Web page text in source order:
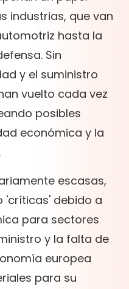
industrias, que van
hasta la
Sin
y el suministro
vuelto cada vez
posibles
económica y la
escasas,
'críticas' debido a
para sectores
y la falta de
europea
para su